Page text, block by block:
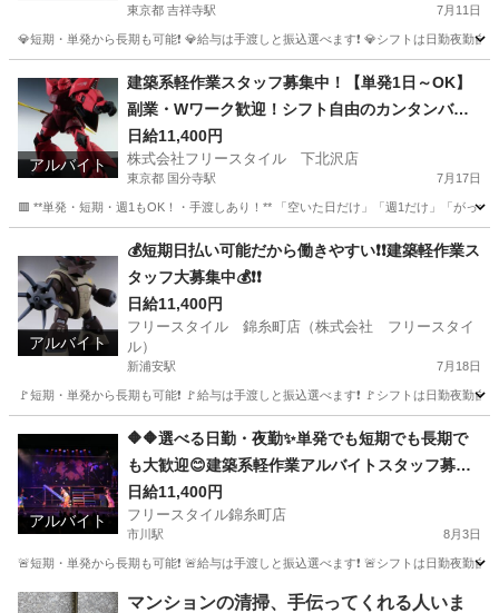
東京都 吉祥寺駅 7月11日
💎短期・単発から長期も可能❗ 💎給与は手渡しと振込選べます❗ 💎シフトは日勤夜勤自
吉祥寺駅 建築 スタッフ
アルバイト
建築系軽作業スタッフ募集中！【単発1日～OK】
副業・Wワーク歓迎！シフト自由のカンタンバイ
ト
日給11,400円
株式会社フリースタイル 下北沢店
東京都 国分寺駅 7月17日
🟥 **単発・短期・週1もOK！・手渡しあり！** 「空いた日だけ」「週1だけ」「がっ
国分寺駅 その他 スタッフ
アルバイト
💰短期日払い可能だから働きやすい❗❗建築軽作業ス
タッフ大募集中💰❗❗
日給11,400円
フリースタイル 錦糸町店（株式会社 フリースタイ
ル）
新浦安駅 7月18日
🚩短期・単発から長期も可能❗ 🚩給与は手渡しと振込選べます❗ 🚩シフトは日勤夜勤
新浦安駅 建築 スタッフ
アルバイト
🔶🔶選べる日勤・夜勤✨単発でも短期でも長期で
も大歓迎😊建築系軽作業アルバイトスタッフ募集
🔶🔶
日給11,400円
フリースタイル錦糸町店
市川駅 8月3日
🚨短期・単発から長期も可能❗ 🚨給与は手渡しと振込選べます❗ 🚨シフトは日勤夜勤
千葉 千葉市 市川駅 建築 スタッフ
マンションの清掃、手伝ってくれる人いま